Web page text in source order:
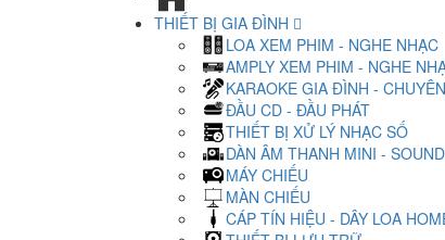
THIẾT BỊ GIA ĐÌNH
LOA XEM PHIM - NGHE NHẠC
AMPLY XEM PHIM - NGHE
KARAOKE GIA ĐÌNH -
ĐẦU CD - ĐẦU PHÁT
THIẾT BỊ XỬ LÝ NHẠC SỐ
DÀN ÂM THANH MINI -
MÁY CHIẾU
MÀN CHIẾU
CÁP TÍN HIỆU - DÂY LOA